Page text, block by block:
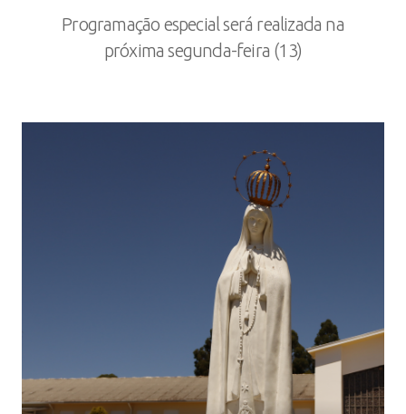
Programação especial será realizada na
próxima segunda-feira (13)